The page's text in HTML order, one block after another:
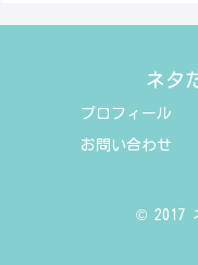
ネタ
プロフィール
お問い合わせ
© 2017